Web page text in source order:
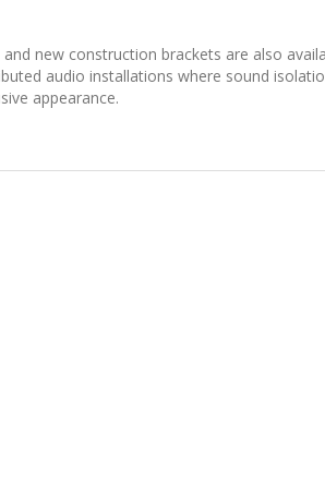
new construction brackets are also
audio installations where sound
appearance.